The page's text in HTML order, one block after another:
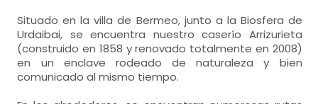
Situado en la villa de Bermeo, junto a la Biosfera de
Urdaibai, se encuentra nuestro caserío Arrizurieta
(construido en 1858 y renovado totalmente en 2008)
en un enclave rodeado de naturaleza y bien
comunicado al mismo tiempo.